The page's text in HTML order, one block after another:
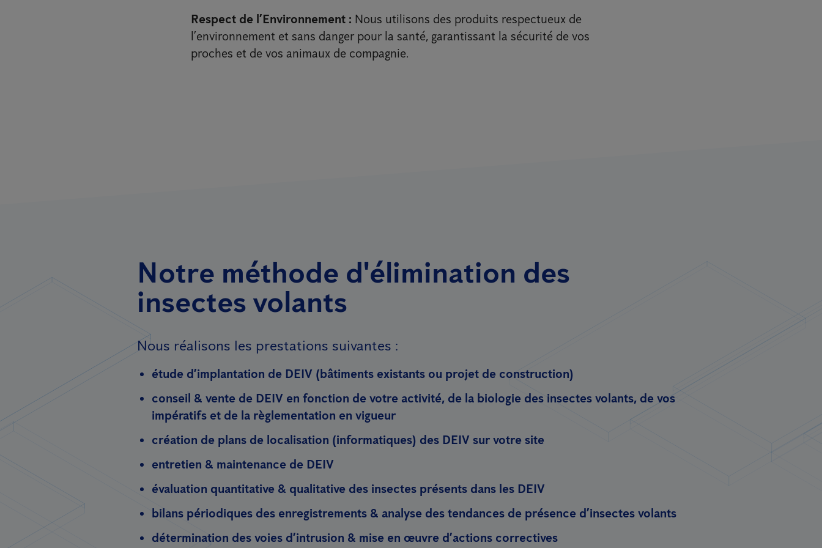
Respect de l’Environnement : Nous utilisons des produits respectueux de
l’environnement et sans danger pour la santé, garantissant la sécurité de vos
proches et de vos animaux de compagnie.
Notre méthode d'élimination des
insectes volants
Nous réalisons les prestations suivantes :
étude d’implantation de DEIV (bâtiments existants ou projet de construction)
conseil & vente de DEIV en fonction de votre activité, de la biologie des insectes volants, de vos
impératifs et de la règlementation en vigueur
création de plans de localisation (informatiques) des DEIV sur votre site
entretien & maintenance de DEIV
évaluation quantitative & qualitative des insectes présents dans les DEIV
bilans périodiques des enregistrements & analyse des tendances de présence d’insectes volants
détermination des voies d’intrusion & mise en œuvre d’actions correctives